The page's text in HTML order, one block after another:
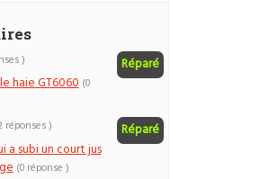
Réparé
)
haie GT6060 (0
Réparé
réponses )
a subi un court jus
(0 réponse )